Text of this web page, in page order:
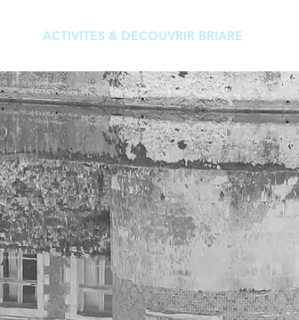
ACTIVITES & DECOUVRIR BRIARE